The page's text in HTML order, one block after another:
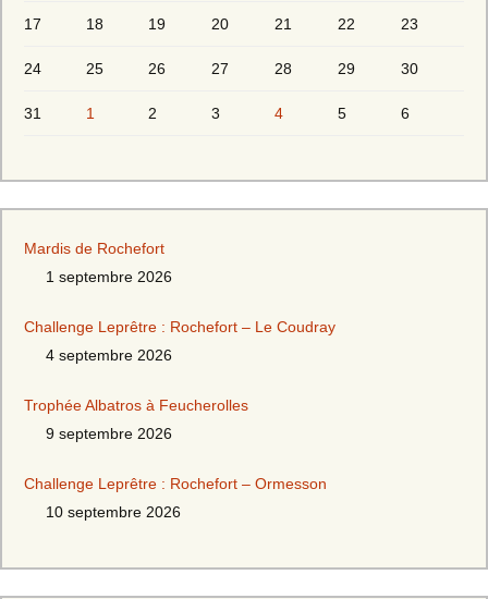
17 18 19 20 21 22 23
24 25 26 27 28 29 30
31 1 2 3 4 5 6
Mardis de Rochefort
1 septembre 2026
Challenge Leprêtre : Rochefort – Le Coudray
4 septembre 2026
Trophée Albatros à Feucherolles
9 septembre 2026
Challenge Leprêtre : Rochefort – Ormesson
10 septembre 2026